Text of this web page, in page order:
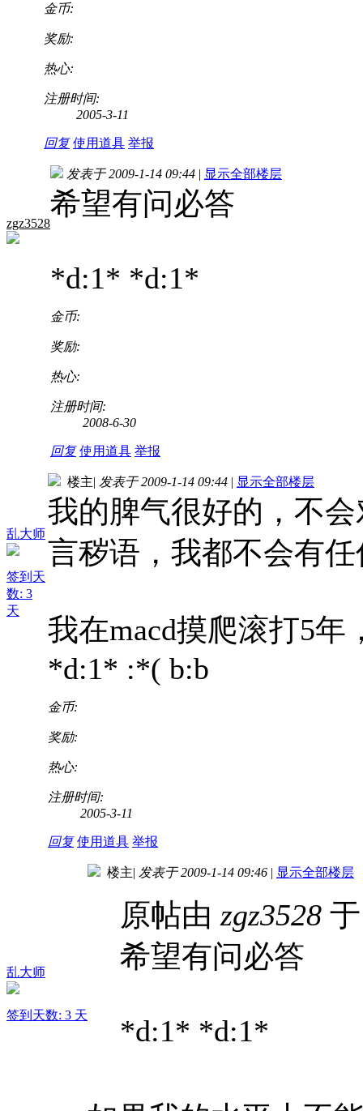
金币:
奖励:
热心:
注册时间:
2005-3-11
回复 使用道具 举报
zgz3528
发表于 2009-1-14 09:44 | 显示全部楼层
希望有问必答
*d:1* *d:1*
金币:
奖励:
热心:
注册时间:
2008-6-30
回复 使用道具 举报
乱大师
签到天
数: 3
天
楼主| 发表于 2009-1-14 09:44 | 显示全部楼层
我的脾气很好的，不
言秽语，我都不会有
我在macd摸爬滚打5
*d:1* :*( b:b
金币:
奖励:
热心:
注册时间:
2005-3-11
回复 使用道具 举报
乱大师
签到天数: 3 天
楼主| 发表于 2009-1-14 09:46 | 显示全部楼层
原帖由 zgz3528
希望有问必答
*d:1* *d:1*